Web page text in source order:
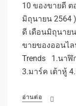
10 ของขายดี
มิถุนายน 2564
ดี เดือนมิถุนาย
ขายของออนไล
Trends 1.นาฬิ
3.มาร์ค เต้าหู้
อ่านต่อ